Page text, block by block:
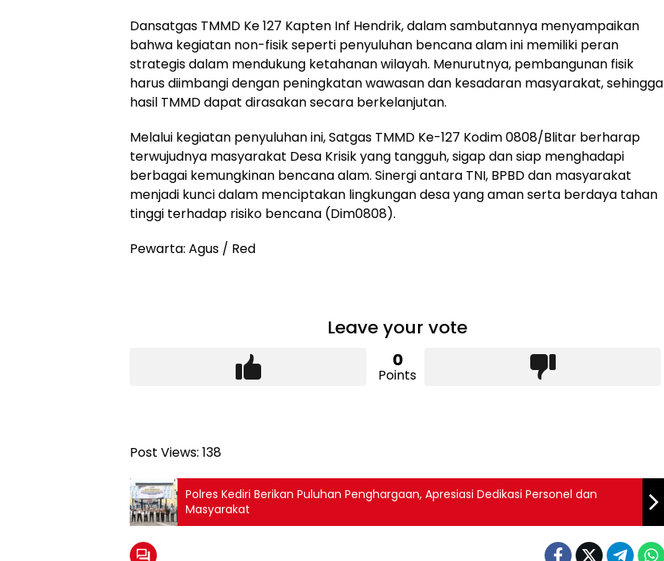
Dansatgas TMMD Ke 127 Kapten Inf Hendrik, dalam sambutannya menyampaikan
bahwa kegiatan non-fisik seperti penyuluhan bencana alam ini memiliki peran
strategis dalam mendukung ketahanan wilayah. Menurutnya, pembangunan fisik
harus diimbangi dengan peningkatan wawasan dan kesadaran masyarakat, sehingga
hasil TMMD dapat dirasakan secara berkelanjutan.
Melalui kegiatan penyuluhan ini, Satgas TMMD Ke-127 Kodim 0808/Blitar berharap
terwujudnya masyarakat Desa Krisik yang tangguh, sigap dan siap menghadapi
berbagai kemungkinan bencana alam. Sinergi antara TNI, BPBD dan masyarakat
menjadi kunci dalam menciptakan lingkungan desa yang aman serta berdaya tahan
tinggi terhadap risiko bencana (Dim0808).
Pewarta: Agus / Red
Leave your vote
0
Points
Post Views: 138
Polres Kediri Berikan Puluhan Penghargaan, Apresiasi Dedikasi Personel dan
Masyarakat